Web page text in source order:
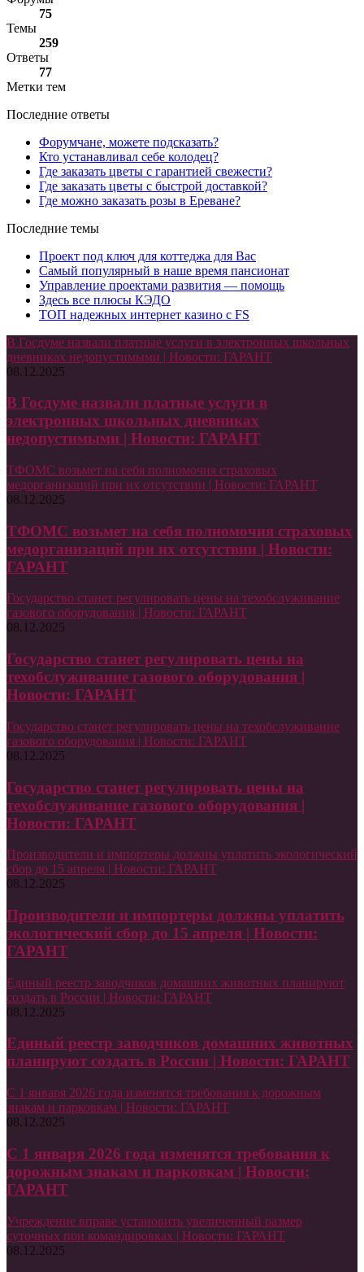
75
Темы
259
Ответы
77
Метки тем
Последние ответы
Форумчане, можете подсказать?
Кто устанавливал себе колодец?
Где заказать цветы с гарантией свежести?
Где заказать цветы с быстрой доставкой?
Где можно заказать розы в Ереване?
Последние темы
Проект под ключ для коттеджа для Вас
Самый популярный в наше время пансионат
Управление проектами развития — помощь
Здесь все плюсы КЭДО
ТОП надежных интернет казино с FS
В Госдуме назвали платные услуги в электронных школьных
дневниках недопустимыми | Новости: ГАРАНТ
08.12.2025
В Госдуме назвали платные услуги в
электронных школьных дневниках
недопустимыми | Новости: ГАРАНТ
ТФОМС возьмет на себя полномочия страховых
медорганизаций при их отсутствии | Новости: ГАРАНТ
08.12.2025
ТФОМС возьмет на себя полномочия страховых
медорганизаций при их отсутствии | Новости:
ГАРАНТ
Государство станет регулировать цены на техобслуживание
газового оборудования | Новости: ГАРАНТ
08.12.2025
Государство станет регулировать цены на
техобслуживание газового оборудования |
Новости: ГАРАНТ
Государство станет регулировать цены на техобслуживание
газового оборудования | Новости: ГАРАНТ
08.12.2025
Государство станет регулировать цены на
техобслуживание газового оборудования |
Новости: ГАРАНТ
Производители и импортеры должны уплатить экологический
сбор до 15 апреля | Новости: ГАРАНТ
08.12.2025
Производители и импортеры должны уплатить
экологический сбор до 15 апреля | Новости:
ГАРАНТ
Единый реестр заводчиков домашних животных планируют
создать в России | Новости: ГАРАНТ
08.12.2025
Единый реестр заводчиков домашних животных
планируют создать в России | Новости: ГАРАНТ
С 1 января 2026 года изменятся требования к дорожным
знакам и парковкам | Новости: ГАРАНТ
08.12.2025
С 1 января 2026 года изменятся требования к
дорожным знакам и парковкам | Новости:
ГАРАНТ
Учреждение вправе установить увеличенный размер
суточных при командировках | Новости: ГАРАНТ
08.12.2025